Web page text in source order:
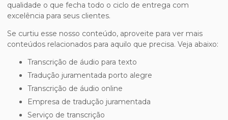
qualidade o que fecha todo o ciclo de entrega com
excelência para seus clientes.
Se curtiu esse nosso conteúdo, aproveite para ver mais
conteúdos relacionados para aquilo que precisa. Veja abaixo:
transcrição de áudio para texto
tradução juramentada porto alegre
transcrição de áudio online
empresa de tradução juramentada
serviço de transcrição